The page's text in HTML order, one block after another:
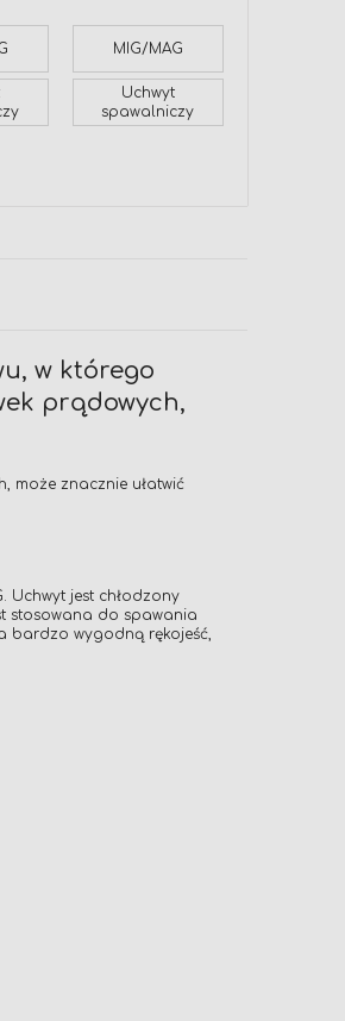
MIG/MAG
Uchwyt
spawalniczy
w którego
prądowych,
może znacznie ułatwić
Uchwyt jest chłodzony
stosowana do spawania
bardzo wygodną rękojeść,